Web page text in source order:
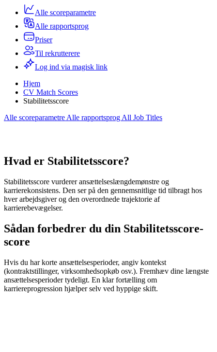
Alle scoreparametre
Alle rapportsprog
Priser
Til rekrutterere
Log ind via magisk link
Hjem
CV Match Scores
Stabilitetsscore
Alle scoreparametre Alle rapportsprog All Job Titles
Hvad er Stabilitetsscore?
Stabilitetsscore vurderer ansættelseslængdemønstre og
karrierekonsistens. Den ser på den gennemsnitlige tid tilbragt hos
hver arbejdsgiver og den overordnede trajektorie af
karrierebevægelser.
Sådan forbedrer du din Stabilitetsscore-
score
Hvis du har korte ansættelsesperioder, angiv kontekst
(kontraktstillinger, virksomhedsopkøb osv.). Fremhæv dine længste
ansættelsesperioder tydeligt. En klar fortælling om
karriereprogression hjælper selv ved hyppige skift.